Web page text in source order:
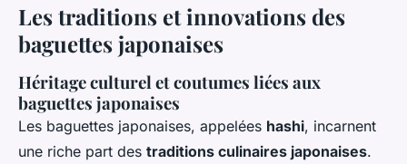
Les traditions et innovations des
baguettes japonaises
Héritage culturel et coutumes liées aux
baguettes japonaises
Les baguettes japonaises, appelées hashi, incarnent
une riche part des traditions culinaires japonaises.